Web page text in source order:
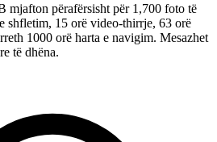
mjafton përafërsisht për 1,700 foto të
shfletim, 15 orë video-thirrje, 63 orë
1000 orë harta e navigim. Mesazhet
të dhëna.